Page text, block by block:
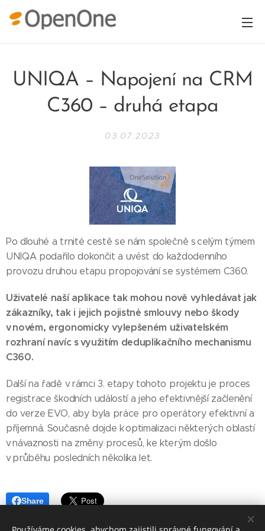
UNIQA – Napojení na CRM
C360 – druhá etapa
03.07.2023
Po dlouhé a trnité cestě se nám společně s celým týmem
UNIQA podařilo dokončit a uvést do každodenního
provozu druhou etapu propojování se systémem C360.
Uživatelé naší aplikace tak mohou nově vyhledávat jak
zákazníky, tak i jejich pojistné smlouvy nebo škody
v novém, ergonomicky vylepšeném uživatelském
rozhraní navíc s využitím deduplikačního mechanismu
C360.
Další na řadě v rámci 3. etapy tohoto projektu je proces
registrace škodních událostí a jeho efektivnější začlenění
do verze EVO, aby byla práce pro operátory efektivní a
příjemná. Současně dojde k optimalizaci některých oblastí
v návaznosti na změny procesů, ke kterým došlo
v průběhu posledních několika let.
Share